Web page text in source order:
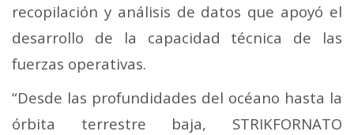
recopilación y análisis de datos que apoyó el
desarrollo de la capacidad técnica de las
fuerzas operativas.
“Desde las profundidades del océano hasta la
órbita terrestre baja, STRIKFORNATO